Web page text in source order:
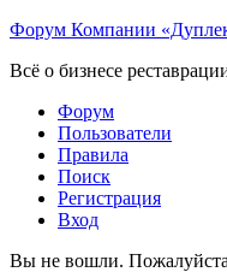
Форум Компании
Всё о бизнесе
Форум
Пользователи
Правила
Поиск
Регистрация
Вход
Вы не вошли.